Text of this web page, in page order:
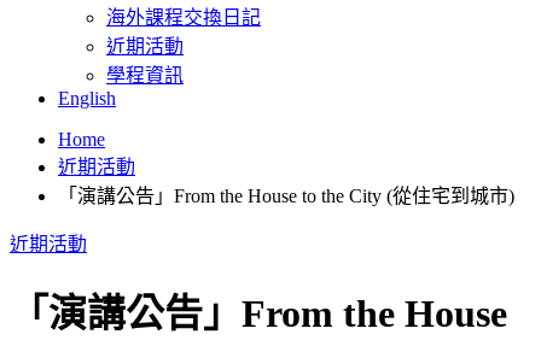
海外課程交換日記
近期活動
學程資訊
English
Home
近期活動
「演講公告」From the House to the City (從住宅到城市)
近期活動
「演講公告」From the House